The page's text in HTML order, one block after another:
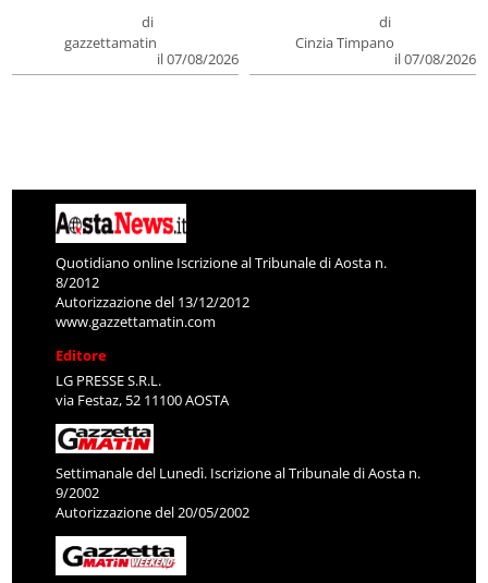
di
gazzettamatin
il 07/08/2026
di
Cinzia Timpano
il 07/08/2026
Quotidiano online Iscrizione al Tribunale di Aosta n.
8/2012
Autorizzazione del 13/12/2012
www.gazzettamatin.com
Editore
LG PRESSE S.R.L.
via Festaz, 52 11100 AOSTA
Settimanale del Lunedì. Iscrizione al Tribunale di Aosta n.
9/2002
Autorizzazione del 20/05/2002